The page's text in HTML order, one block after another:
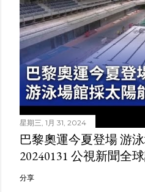
星期三, 1月 31, 2024
巴黎奧運今夏登場 游
20240131 公視新聞全
分享